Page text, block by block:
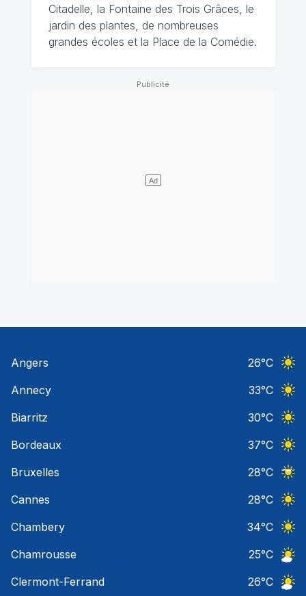
Citadelle, la Fontaine des Trois Grâces, le
jardin des plantes, de nombreuses
grandes écoles et la Place de la Comédie.
Angers 26°C
Annecy
33°C
Biarritz
30°C
Bordeaux
37°C
Bruxelles
28°C
Cannes
28°C
Chambery
34°C
Chamrousse
25°C
Clermont-Ferrand
26°C